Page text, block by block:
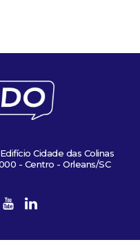
Cidade das Colinas
- Centro - Orleans/SC